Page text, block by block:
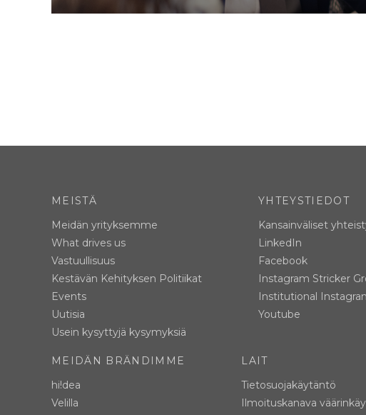
MEISTÄ
Meidän yrityksemme
What drives us
Vastuullisuus
Kestävän Kehityksen Politiikat
Events
Uutisia
Usein kysyttyjä kysymyksiä
YHTEYSTIEDOT
Kansainväliset
LinkedIn
Facebook
Instagram Stricker
Institutional
Youtube
MEIDÄN BRÄNDIMME
hi!dea
Velilla
LAIT
Tietosuojakäytäntö
Ilmoituskanava